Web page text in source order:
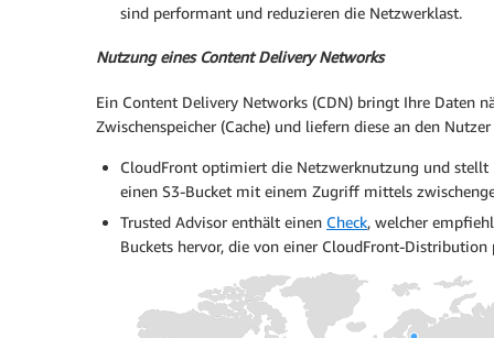
sind performant und reduzieren die Netzwerklast.
Nutzung eines Content Delivery Networks
Ein Content Delivery Networks (CDN) bringt Ihre Daten
Zwischenspeicher (Cache) und liefern diese an den
CloudFront optimiert die Netzwerknutzung und
einen S3-Bucket mit einem Zugriff mittels
Trusted Advisor enthält einen Check, welcher
Buckets hervor, die von einer CloudFront-